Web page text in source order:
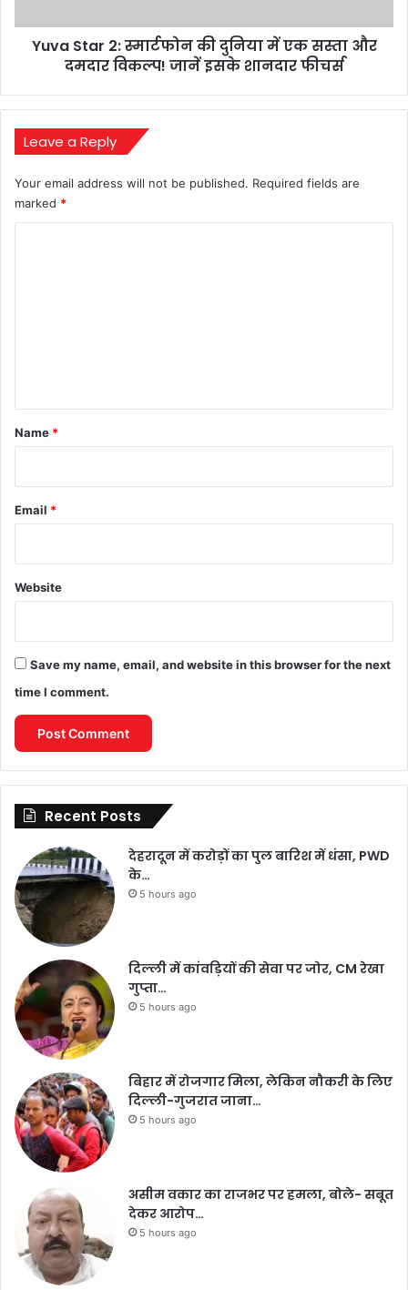
सस्ता
शानदार
फीचर्स
Yuva Star 2: स्मार्टफोन की दुनिया में एक सस्ता और
दमदार विकल्प! जानें इसके शानदार फीचर्स
Leave a Reply
Your email address will not be published. Required fields are
marked *
*
Name *
Email *
Website
Save my name, email, and website in this browser for the next
time I comment.
Recent Posts
देहरादून में करोड़ों का पुल बारिश में धंसा, PWD
के…
5 hours ago
दिल्ली में कांवड़ियों की सेवा पर जोर, CM रेखा
गुप्ता…
5 hours ago
बिहार में रोजगार मिला, लेकिन नौकरी के लिए
दिल्ली-गुजरात जाना…
5 hours ago
असीम वकार का राजभर पर हमला, बोले- सबूत
देकर आरोप…
5 hours ago